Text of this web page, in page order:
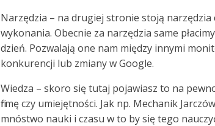
Narzędzia – na drugiej stronie stoją
wykonania. Obecnie za narzędzia same
dzień. Pozwalają one nam między innymi
konkurencji lub zmiany w Google.
Wiedza – skoro się tutaj pojawiasz to na
firmę czy umiejętności. Jak np. Mechanik
mnóstwo nauki i czasu w to by się tego